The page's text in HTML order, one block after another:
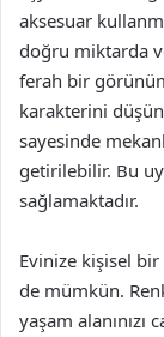
aksesuar
doğru miktarda
ferah bir
karakterini
sayesinde
getirilebilir. Bu
sağlamaktadır.
Evinize kişisel
de mümkün.
yaşam alanınızı